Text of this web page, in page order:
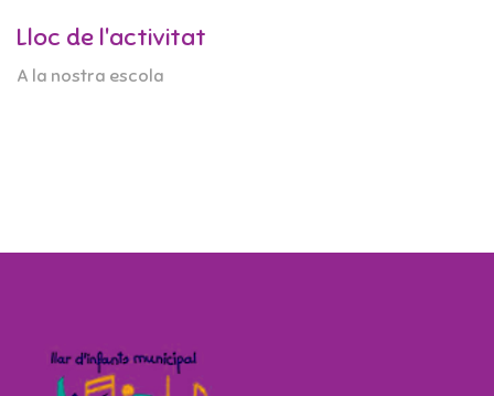
Lloc de l'activitat
A la nostra escola